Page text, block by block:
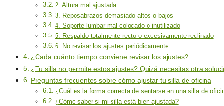
2. Altura mal ajustada
3. Reposabrazos demasiado altos o bajos
4. Soporte lumbar mal colocado o inutilizado
5. Respaldo totalmente recto o excesivamente reclinado
6. No revisar los ajustes periódicamente
¿Cada cuánto tiempo conviene revisar los ajustes?
¿Tu silla no permite estos ajustes? Quizá necesitas otra
Preguntas frecuentes sobre cómo ajustar tu silla de oficina
¿Cuál es la forma correcta de sentarse en una silla de
¿Cómo saber si mi silla está bien ajustada?